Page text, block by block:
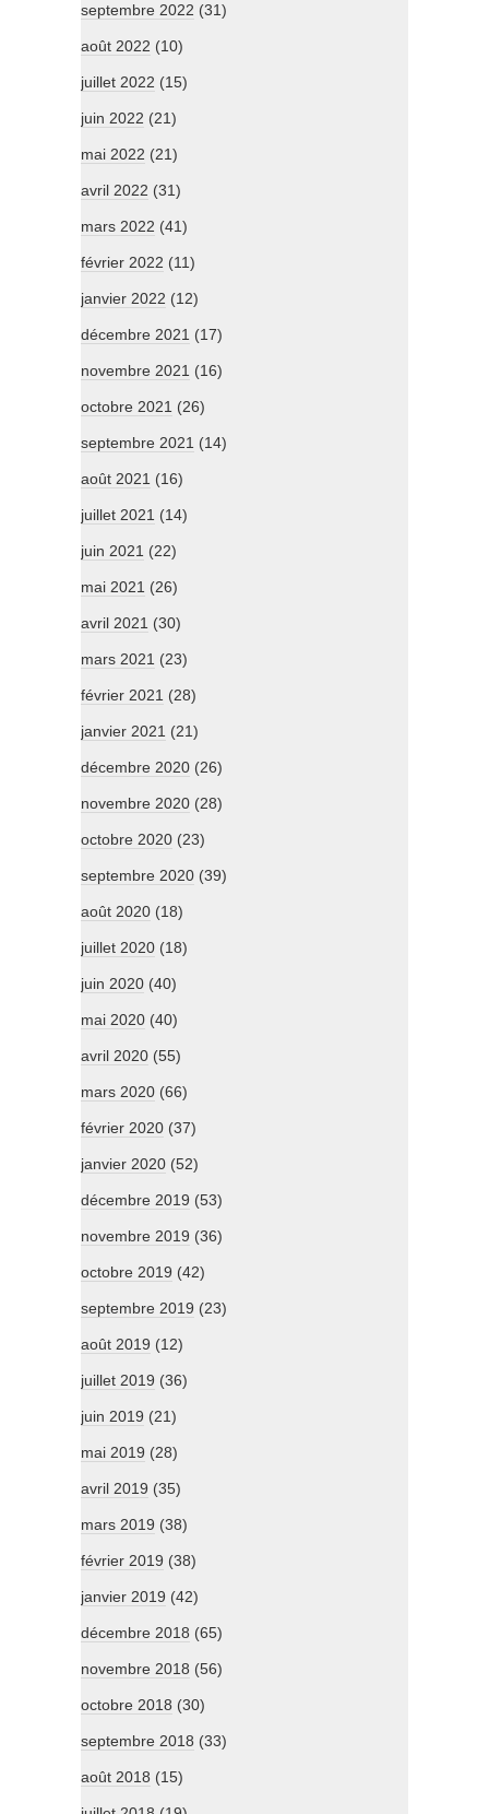
septembre 2022 (31)
août 2022 (10)
juillet 2022 (15)
juin 2022 (21)
mai 2022 (21)
avril 2022 (31)
mars 2022 (41)
février 2022 (11)
janvier 2022 (12)
décembre 2021 (17)
novembre 2021 (16)
octobre 2021 (26)
septembre 2021 (14)
août 2021 (16)
juillet 2021 (14)
juin 2021 (22)
mai 2021 (26)
avril 2021 (30)
mars 2021 (23)
février 2021 (28)
janvier 2021 (21)
décembre 2020 (26)
novembre 2020 (28)
octobre 2020 (23)
septembre 2020 (39)
août 2020 (18)
juillet 2020 (18)
juin 2020 (40)
mai 2020 (40)
avril 2020 (55)
mars 2020 (66)
février 2020 (37)
janvier 2020 (52)
décembre 2019 (53)
novembre 2019 (36)
octobre 2019 (42)
septembre 2019 (23)
août 2019 (12)
juillet 2019 (36)
juin 2019 (21)
mai 2019 (28)
avril 2019 (35)
mars 2019 (38)
février 2019 (38)
janvier 2019 (42)
décembre 2018 (65)
novembre 2018 (56)
octobre 2018 (30)
septembre 2018 (33)
août 2018 (15)